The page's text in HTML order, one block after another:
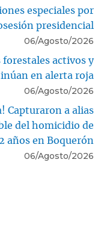
especiales por
presidencial
06/Agosto/2026
activos y
en alerta roja
06/Agosto/2026
Capturaron a alias
del homicidio de
años en Boquerón
06/Agosto/2026